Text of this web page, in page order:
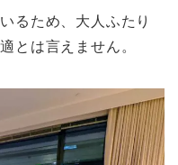
るため、大人ふたり
とは言えません。